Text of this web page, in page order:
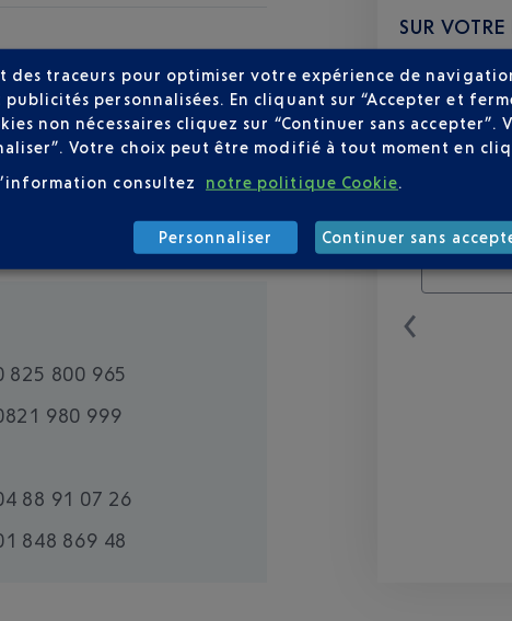
825 800 965
980 999
88 91 07 26
848 869 48
SUR VOTRE
des traceurs pour optimiser votre expérience de
personnalisées. En cliquant sur “Accepter et
non nécessaires cliquez sur “Continuer sans accepter”.
Votre choix peut être modifié à tout moment en
consultez notre politique Cookie
Personnaliser Continuer sans